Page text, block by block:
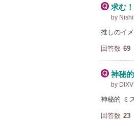
求む
by
推しのイ
回答数 69
神秘
by
神秘的 ミ
回答数 23